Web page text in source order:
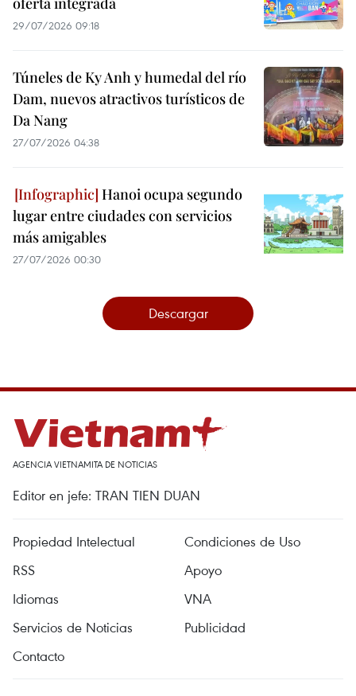
29/07/2026 09:18
Túneles de Ky Anh y humedal del río
Dam, nuevos atractivos turísticos de
Da Nang
27/07/2026 04:38
Hanoi ocupa segundo
lugar entre ciudades con servicios
más amigables
27/07/2026 00:30
Descargar
AGENCIA VIETNAMITA DE NOTICIAS
Editor en jefe: TRAN TIEN DUAN
Propiedad Intelectual
Condiciones de Uso
RSS
Apoyo
Idiomas
VNA
Servicios de Noticias
Publicidad
Contacto